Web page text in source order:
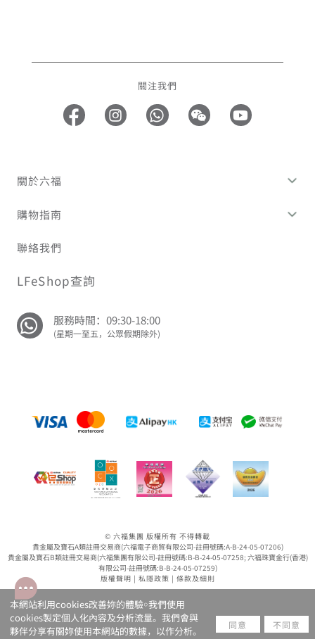
關注我們
關於六福
購物指南
聯絡我們
LFeShop查詢
服務時間：09:30-18:00
(星期一至五，公眾假期除外)
© 六福集團 版權所有 不得轉載
貴金屬及寶石A類註冊交易商(六福電子商貿有限公司-註冊號碼:A-B-24-05-07206)
貴金屬及寶石B類註冊交易商(六福集團有限公司-註冊號碼:B-B-24-05-07258; 六福珠寶金行(香港)
有限公司-註冊號碼:B-B-24-05-07259)
版權聲明 | 私隱政策 | 條款及細則
本網站利用cookies改善妳的體驗￮我們使用
cookies製定個人化內容及分析流量。我們會與
夥伴分享有關妳使用本網站的數據，以作分析。
同意 不同意